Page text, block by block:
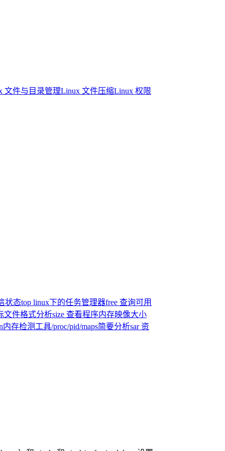
文件与目录管理Linux 文件压缩Linux 权限
状态top linux下的任务管理器free 查询可用
文件格式分析size 查看程序内存映像大小
内存检测工具/proc/pid/maps简要分析sar 资